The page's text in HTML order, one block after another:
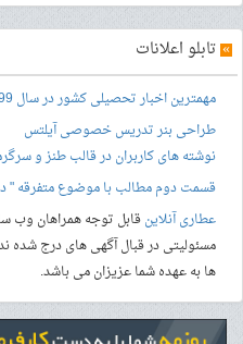
» تابلو اعلانات
مهمترین اخبار تحصیلی کشور در سال 99
طراحی بنرتدریس خصوصی آیلتس
نوشته های کاربران در قالب طنز و
قسمت دوم مطالب با موضوع متفرقه "
عطاری آنلاینقابل توجه همراهان وب
مسئولیتی در قبال آگهی های درج شده
ها به عهده شما عزیزان می باشد.